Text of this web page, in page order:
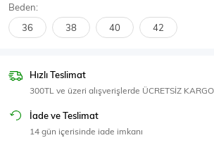
SPOR GİYİM
Eşofman Üstü
Beden:
36 38 40 42
Hızlı Teslimat
300TL ve üzeri alışverişlerde ÜCRETSİZ KARGO
İade ve Teslimat
14 gün içerisinde iade imkanı